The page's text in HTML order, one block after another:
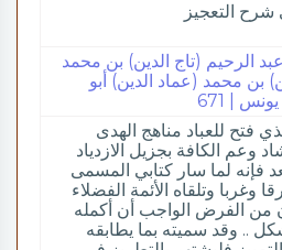
شرح التعجيز
الرحيم (تاج الدين) بن محمد
بن محمد (عماد الدين) أبو
| 671
فتح للعباد مناهج الهدى
وعم الكافة بجزيل الازدياد
فإنه لما سار كتابي المسمى
وغربا وتلقاه الأئمة الفضلاء
من الفرض الواجب أن أكمله
.. وقد سميته بما يطابقه